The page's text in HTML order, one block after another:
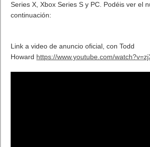
Series X, Xbox Series S y PC. Podéis ver el
continuación:
Link a video de anuncio oficial, con Todd
Howard https://www.youtube.com/